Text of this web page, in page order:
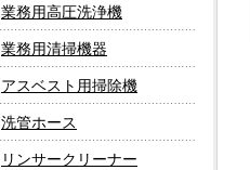
業務用高圧洗浄機
業務用清掃機器
アスベスト用掃除機
洗管ホース
リンサークリーナー